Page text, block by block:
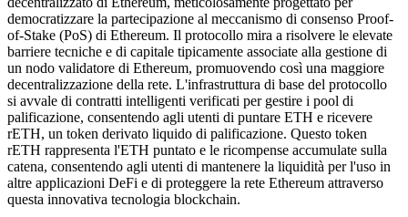
democratizzare la partecipazione al meccanismo di consenso Proof-
of-Stake (PoS) di Ethereum. Il protocollo mira a risolvere le elevate
barriere tecniche e di capitale tipicamente associate alla gestione di
un nodo validatore di Ethereum, promuovendo così una maggiore
decentralizzazione della rete. L'infrastruttura di base del protocollo
si avvale di contratti intelligenti verificati per gestire i pool di
palificazione, consentendo agli utenti di puntare ETH e ricevere
rETH, un token derivato liquido di palificazione. Questo token
rETH rappresenta l'ETH puntato e le ricompense accumulate sulla
catena, consentendo agli utenti di mantenere la liquidità per l'uso in
altre applicazioni DeFi e di proteggere la rete Ethereum attraverso
questa innovativa tecnologia blockchain.